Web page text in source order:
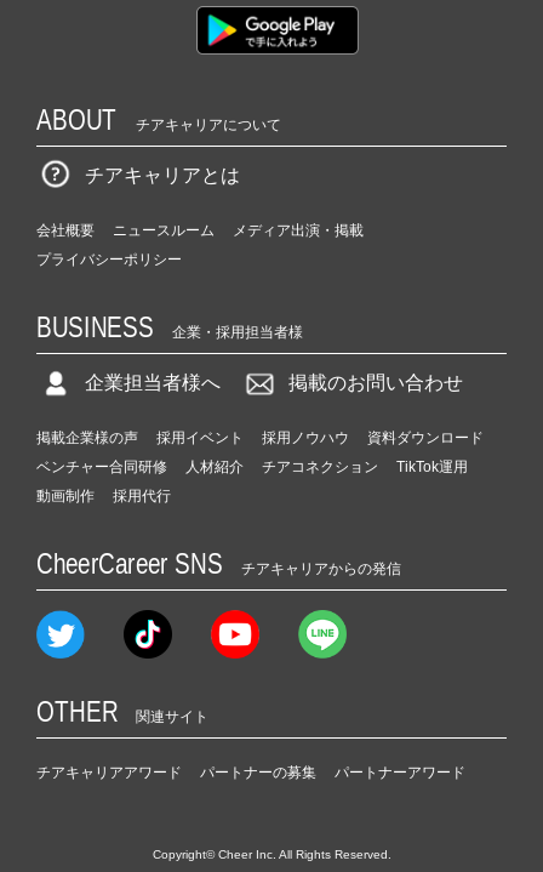
ABOUT チアキャリアについて
チアキャリアとは
会社概要 ニュースルーム
メディア出演・掲載
プライバシーポリシー
BUSINESS 企業・採用担当者様
企業担当者様へ 掲載のお問い合わせ
掲載企業様の声 採用イベント 採用ノウハウ
資料ダウンロード
ベンチャー合同研修
人材紹介 チアコネクション
TikTok運用
動画制作
採用代行
CheerCareer SNS チアキャリアからの発信
OTHER 関連サイト
チアキャリアアワード パートナーの募集 パートナーアワード
Copyright© Cheer Inc. All Rights Reserved.